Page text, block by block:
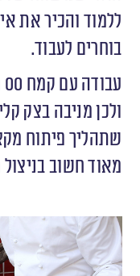
ללמוד והכיר את
בוחרים לעבוד.
ולכן מניבה בצק
שתהליך פיתוח
מאוד חשוב